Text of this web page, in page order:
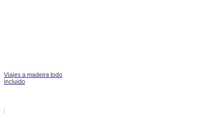
Viajes a madeira todo
incluido